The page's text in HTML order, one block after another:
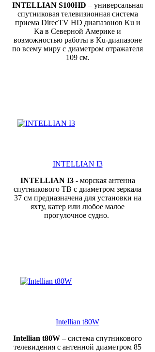
INTELLIAN S100HD – универсальная
спутниковая телевизионная система
приема DirecTV HD диапазонов Ku и
Ka в Северной Америке и
возможностью работы в Ku-диапазоне
по всему миру с диаметром отражателя
109 см.
INTELLIAN I3
INTELLIAN I3- морская антенна
спутникового ТВ с диаметром зеркала
37 см предназначена для установки на
яхту, катер или любое малое
прогулочное судно.
Intellian t80W
Intellian t80W – система спутникового
телевидения с антенной диаметром 85